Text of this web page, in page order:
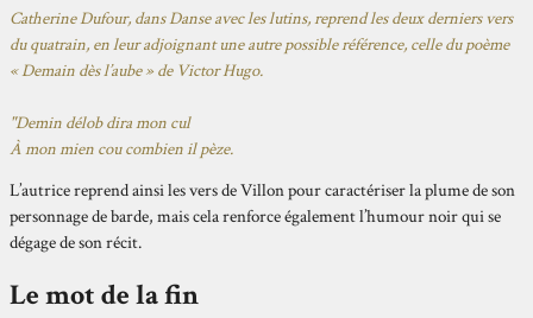
Catherine Dufour, dans Danse avec les lutins, reprend les deux derniers vers
du quatrain, en leur adjoignant une autre possible référence, celle du poème
« Demain dès l’aube » de Victor Hugo.
"Demin délob dira mon cul
À mon mien cou combien il pèze.
L’autrice reprend ainsi les vers de Villon pour caractériser la plume de son
personnage de barde, mais cela renforce également l’humour noir qui se
dégage de son récit.
Le mot de la fin